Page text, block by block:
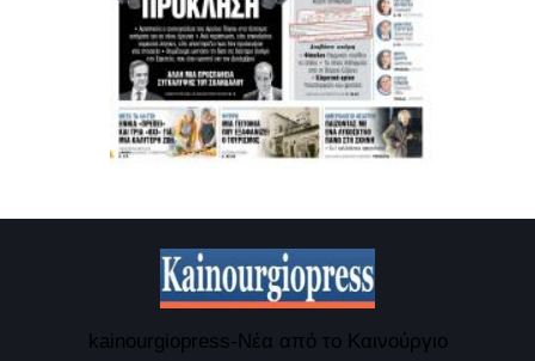
kainourgiopress-Νέα από το Καινούργιο